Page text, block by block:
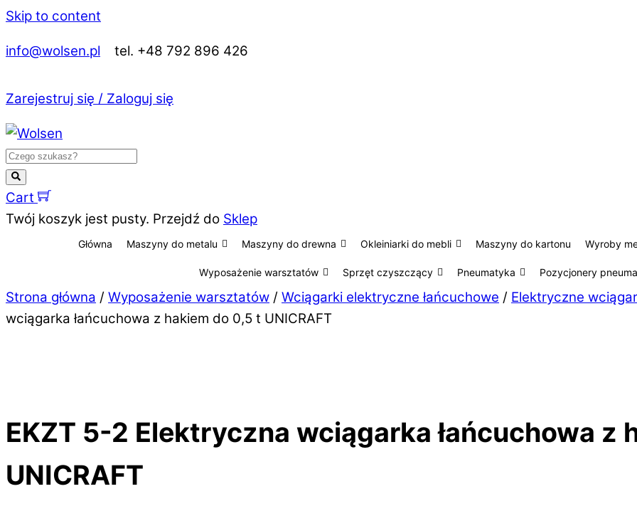
Skip to content
info@wolsen.pl tel. +48 792 896 426
Zarejestruj się / Zaloguj się
Cart
Twój koszyk jest pusty. Przejdź do Sklep
Główna Maszyny do metalu Maszyny do drewna Okleiniarki do mebli Maszyny do kartonu Wyroby
Wyposażenie warsztatów Sprzęt czyszczący Pneumatyka Pozycjonery
Strona główna / Wyposażenie warsztatów / Wciągarki elektryczne łańcuchowe / Elektryczne
wciągarka łańcuchowa z hakiem do 0,5 t UNICRAFT
EKZT 5-2 Elektryczna wciągarka łańcuchowa z
UNICRAFT